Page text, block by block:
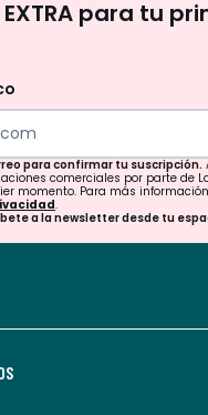
te
tu
para
tu
aceptas
EXTRA para tu
para confirmar tu suscripción.
comerciales por parte de
momento. Para más
.
a la newsletter desde tu